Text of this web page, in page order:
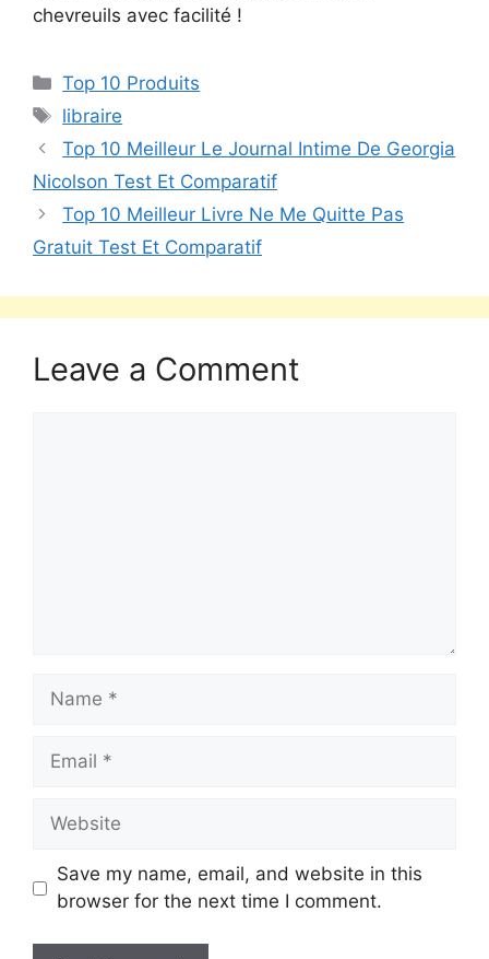
chevreuils avec facilité !
Top 10 Produits
libraire
Top 10 Meilleur Le Journal Intime De Georgia
Nicolson Test Et Comparatif
Top 10 Meilleur Livre Ne Me Quitte Pas
Gratuit Test Et Comparatif
Leave a Comment
Save my name, email, and website in this
browser for the next time I comment.